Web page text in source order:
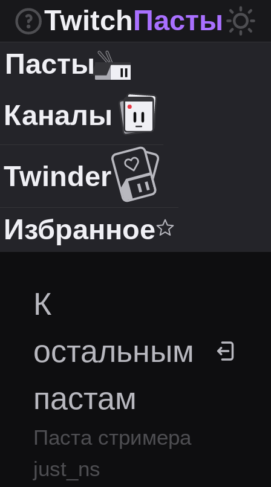
TwitchПасты
Пасты
Каналы
Twinder
Избранное
К
остальным
пастам
Паста стримера
just_ns